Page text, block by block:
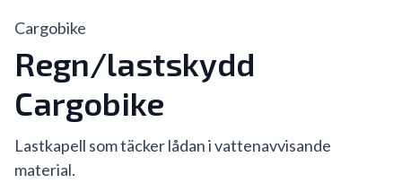
Cargobike
Regn/lastskydd
Cargobike
Lastkapell som täcker lådan i vattenavvisande
material.